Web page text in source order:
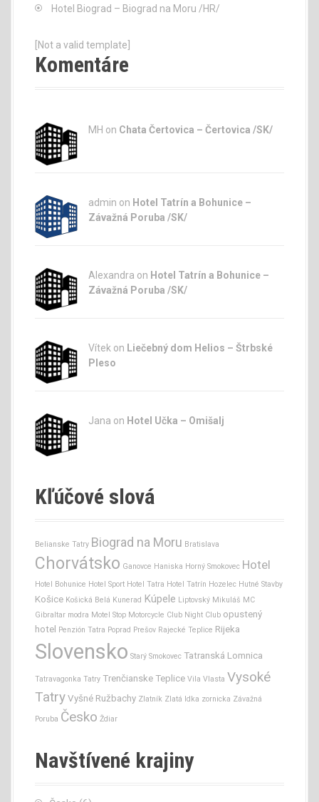
Hotel Biograd – Biograd na Moru /HR/
[Not a valid template]
Komentáre
MH on Chata Čertovica – Čertovica /SK/
admin on Hotel Tatrín a Bohunice –
Závažná Poruba /SK/
Alexandra on Hotel Tatrín a Bohunice –
Závažná Poruba /SK/
Vítek on Liečebný dom Helios – Štrbské
Pleso
Jana on Hotel Učka – Omišalj
Kľúčové slová
Belianske Tatry Biograd na Moru Bratislava
Chorvátsko Ganovce Haniska Horný Smokovec Hotel
Hotel Bohunice Hotel Sport Hotel Tatra Hotel Tatrín Hozelec Hutné Stavby
Košice Košická Belá Kunerad Kúpele Liptovský Mikuláš MC
Gibraltar modra Motel Stop Motorcycle Club Night Club opustený
hotel Penzión Tatra Poprad Prešov Rajecké Teplice Rijeka
Slovensko Starý Smokovec Tatranská Lomnica
Tatravagonka Tatry Trenčianske Teplice Vila Vlasta Vysoké
Tatry Vyšné Ružbachy Zlatník Zlatá Idka zornicka Závažná
Poruba Česko Ždiar
Navštívené krajiny